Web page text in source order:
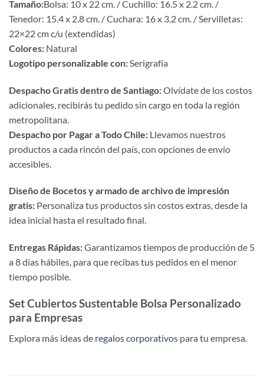
Tamaño:Bolsa: 10 x 22 cm. / Cuchillo: 16.5 x 2.2 cm. /
Tenedor: 15.4 x 2.8 cm. / Cuchara: 16 x 3.2 cm. / Servilletas:
22×22 cm c/u (extendidas)
Colores: Natural
Logotipo personalizable con: Serigrafía
Despacho Gratis dentro de Santiago:Olvídate de los costos
adicionales, recibirás tu pedido sin cargo en toda la región
metropolitana.
Despacho por Pagar a Todo Chile: Llevamos nuestros
productos a cada rincón del país, con opciones de envío
accesibles.
Diseño de Bocetos y armado de archivo de impresión
gratis: Personaliza tus productos sin costos extras, desde la
idea inicial hasta el resultado final.
Entregas Rápidas:Garantizamos tiempos de producción de 5
a 8 días hábiles, para que recibas tus pedidos en el menor
tiempo posible.
Set Cubiertos Sustentable Bolsa Personalizado
para Empresas
Explora más ideas de regalos corporativos para tu empresa.